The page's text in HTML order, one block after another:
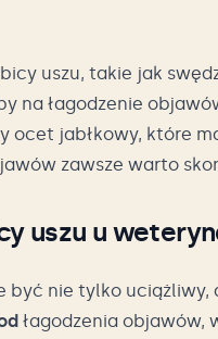
uszu, takie jak
na łagodzenie
ocet jabłkowy, które
zawsze warto
uszu u
być nie tylko
łagodzenia objawów,